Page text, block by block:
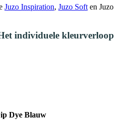
Juzo Inspiration, Juzo Soft en Juzo
individuele kleurverloop
Dye Blauw